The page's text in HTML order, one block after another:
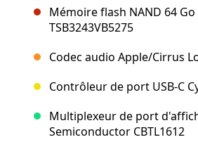
Mémoire flash NAND 64 Go
TSB3243VB5275
Codec audio Apple/Cirrus
Contrôleur de port USB-C
Multiplexeur de port
Semiconductor CBTL1612